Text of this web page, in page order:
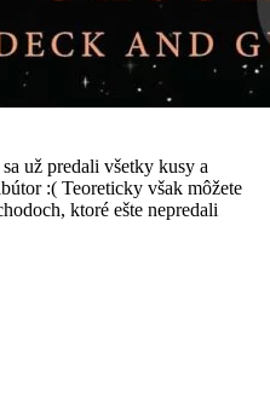
už predali všetky kusy a
:( Teoreticky však môžete
ktoré ešte nepredali